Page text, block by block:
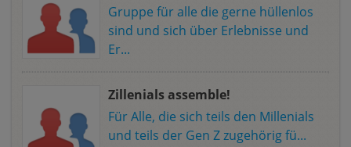
Gruppe für alle die gerne hüllenlos
sind und sich über Erlebnisse und
Er...
Zillenials assemble!
Für Alle, die sich teils den Millenials
und teils der Gen Z zugehörig fü...